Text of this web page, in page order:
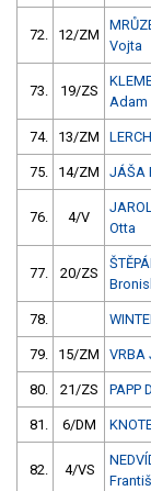
72. 12/ZM
Vojta
73. 19/ZS
Adam
74. 13/ZM
75. 14/ZM JÁŠA
76. 4/V
Otta
77. 20/ZS
78.
79. 15/ZM VRBA
80. 21/ZS PAPP
81. 6/DM
82. 4/VS